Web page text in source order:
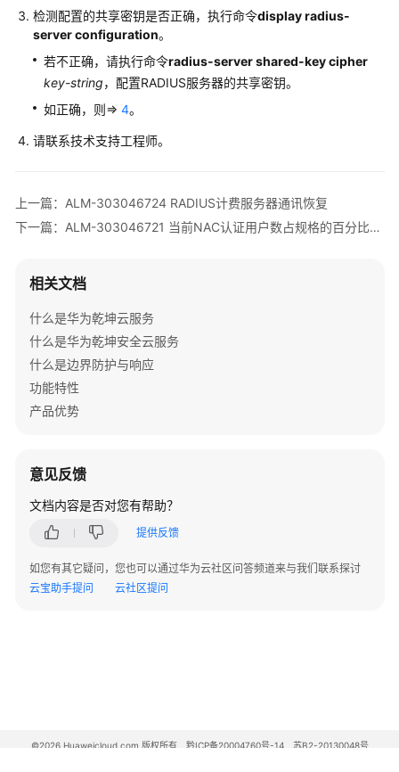
单
介
绍
备
处
理
版
AR
设
备
告
警
版
本
FW
V200
检测配置的共享密钥是否正确，执行命令display radius-
server configuration。
若不正确，请执行命令radius-server shared-key cipher
key-string，配置RADIUS服务器的共享密钥。
如正确，则=> 4。
请联系技术支持工程师。
上一篇：ALM-303046724 RADIUS计费服务器通讯恢复
下一篇：ALM-303046721 当前NAC认证用户数占规格的百分比降到设定的下限阈值
相关文档
什么是华为乾坤云服务
什么是华为乾坤安全云服务
什么是边界防护与响应
功能特性
产品优势
意见反馈
文档内容是否对您有帮助？
提供反馈
如您有其它疑问，您也可以通过华为云社区问答频道来与我们联系探讨
云宝助手提问
云社区提问
©2026 Huaweicloud.com 版权所有 黔ICP备20004760号-14
苏B2-20130048号